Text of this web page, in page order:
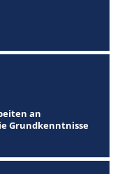
an
Grundkenntnisse